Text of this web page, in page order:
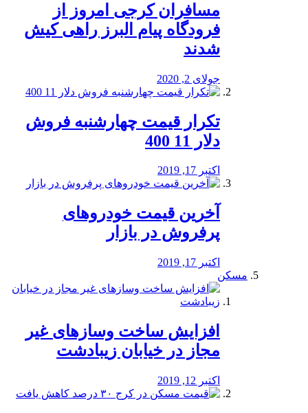
مسافران کرجی امروز از
فرودگاه پیام البرز راهی کیش
شدند
جولای 2, 2020
تکرار قیمت چهارشنبه فروش
دلار 11 400
اکتبر 17, 2019
آخرین قیمت خودرو‌های
پرفروش در بازار
اکتبر 17, 2019
مسکن
افزایش ساخت وسازهای غیر
مجاز در خیابان زیبادشت
اکتبر 12, 2019